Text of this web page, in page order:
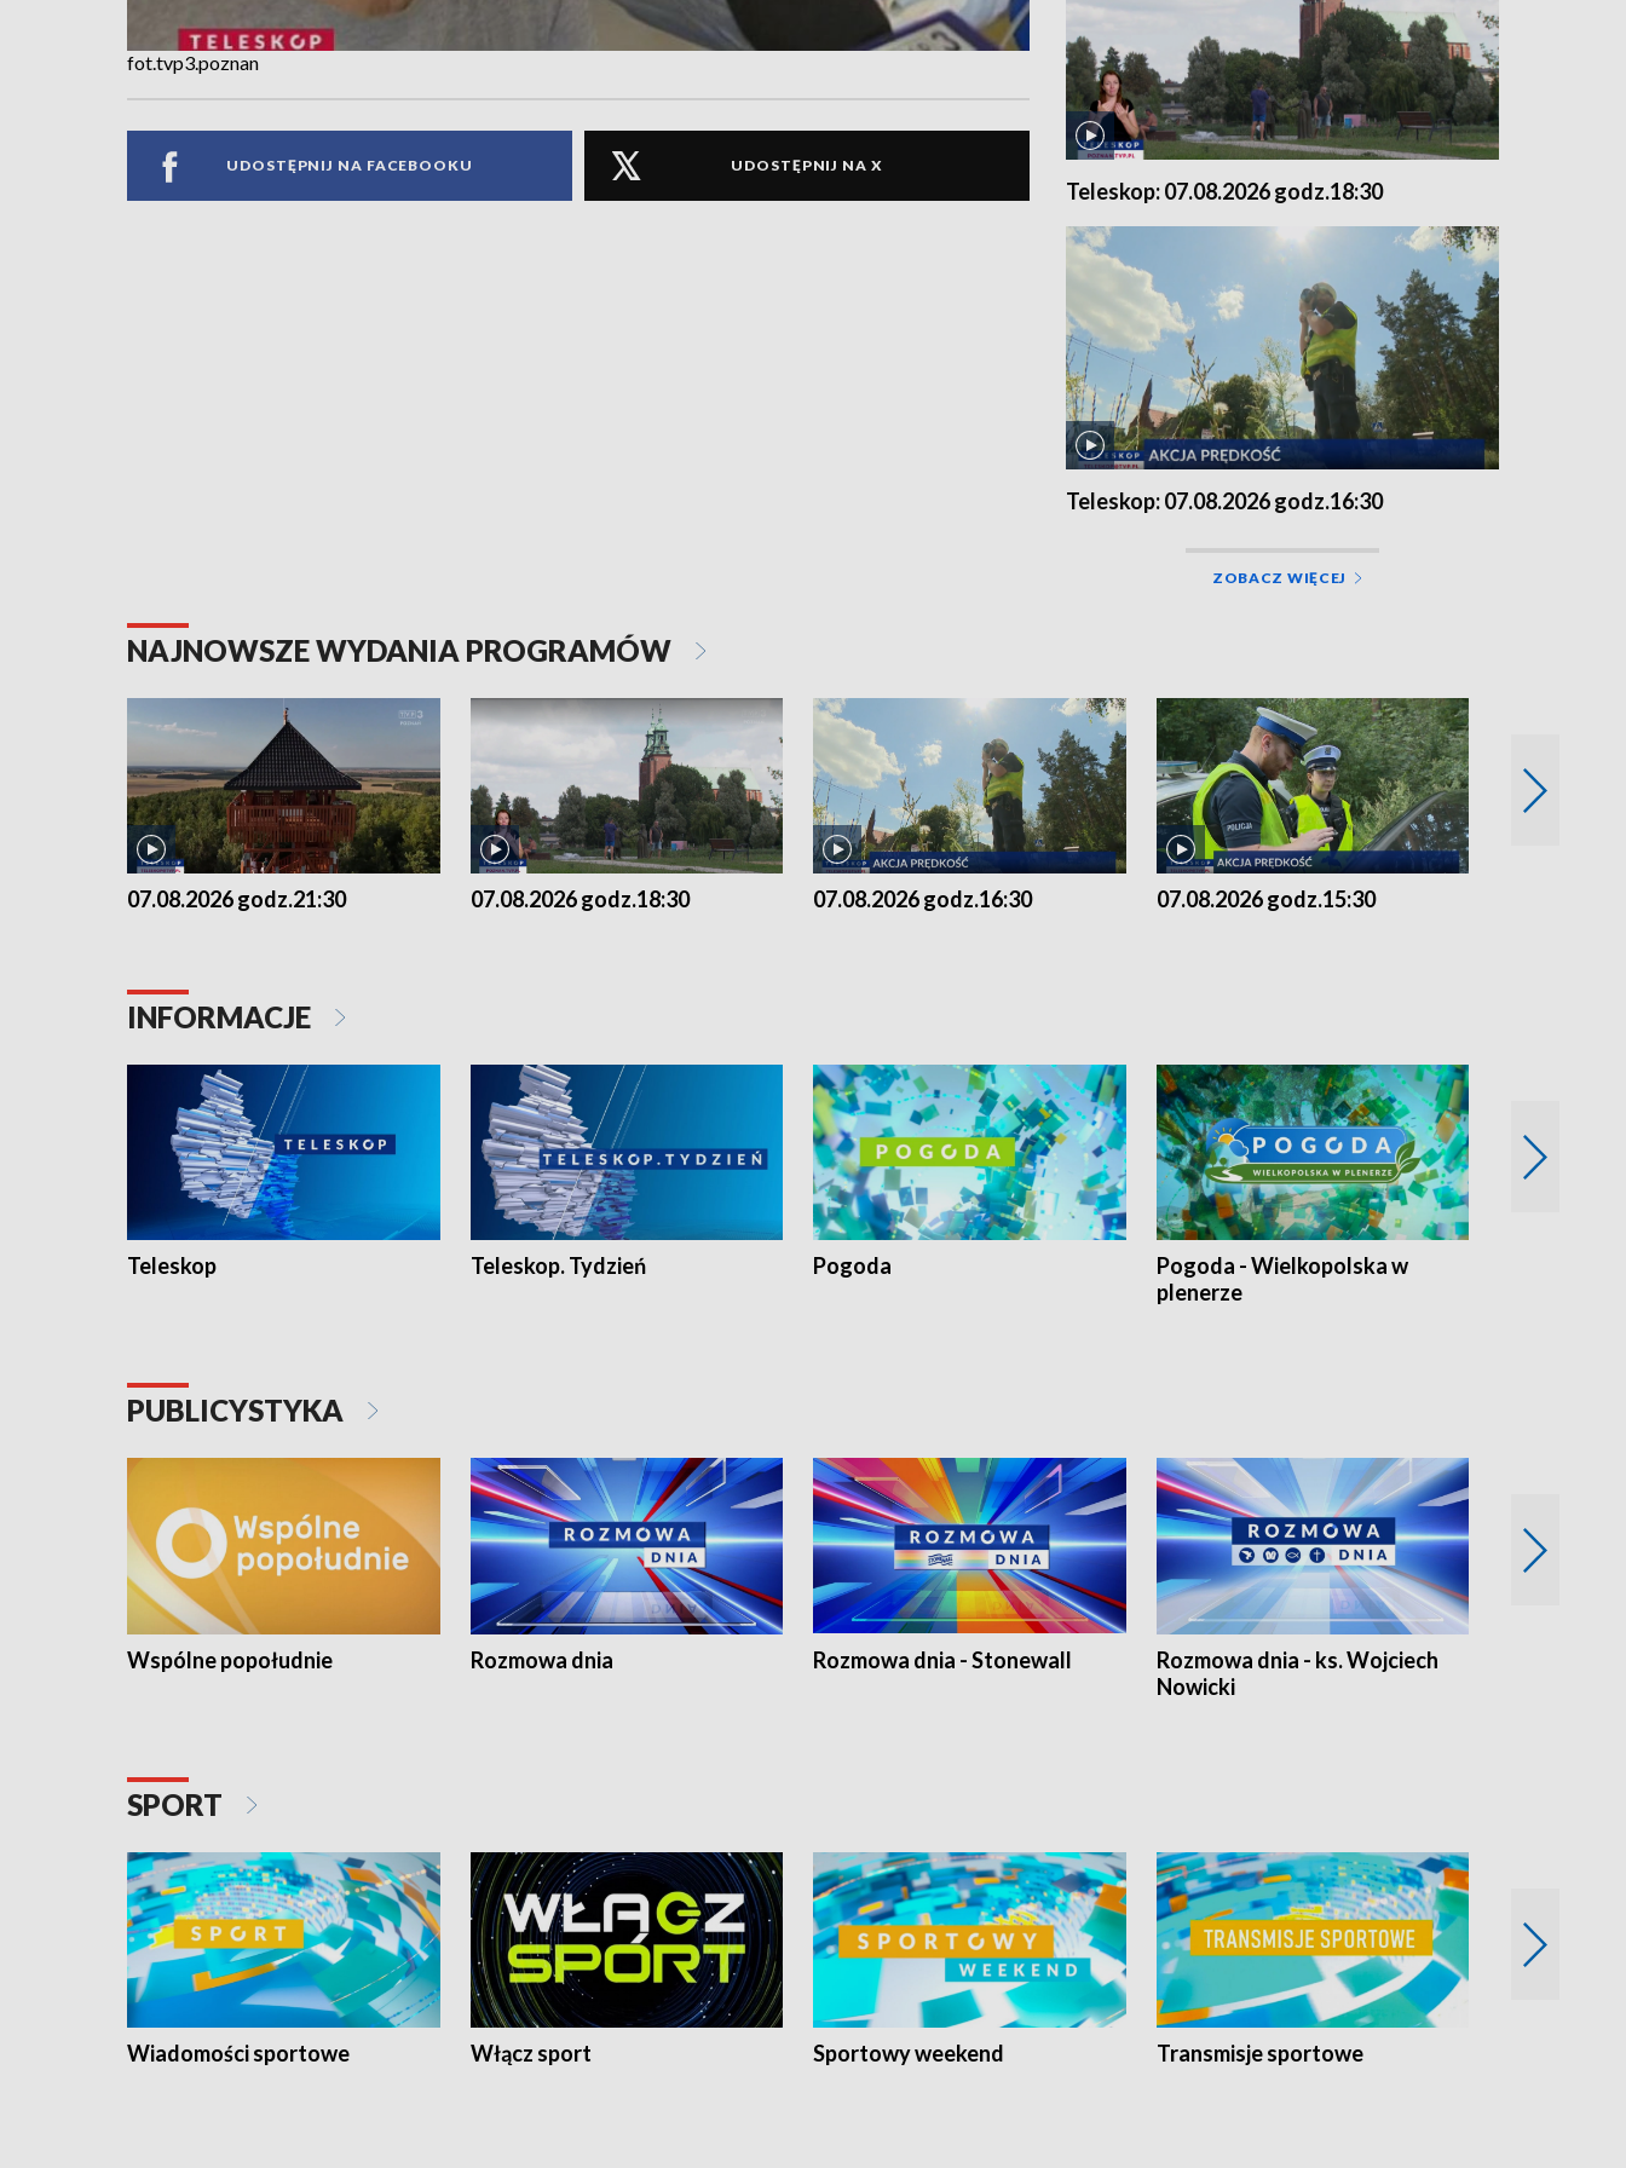
fot.tvp3.poznan
UDOSTĘPNIJ NA FACEBOOKU UDOSTĘPNIJ NA X
Teleskop: 07.08.2026 godz.18:30
Teleskop: 07.08.2026 godz.16:30
ZOBACZ WIĘCEJ
NAJNOWSZE WYDANIA PROGRAMÓW
07.08.2026 godz.21:30 07.08.2026 godz.18:30 07.08.2026 godz.16:30 07.08.2026 godz.15:30
INFORMACJE
Teleskop Teleskop. Tydzień Pogoda
Pogoda - Wielkopolska w
plenerze
PUBLICYSTYKA
Wspólne popołudnie Rozmowa dnia Rozmowa dnia - Stonewall
Rozmowa dnia - ks. Wojciech
Nowicki
SPORT
Wiadomości sportowe Włącz sport Sportowy weekend Transmisje sportowe